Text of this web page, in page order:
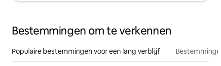
Bestemmingen om te verkennen
Populaire bestemmingen voor een lang verblijf